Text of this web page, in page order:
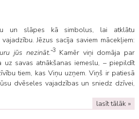
un slāpes kā simbolus, lai atklātu
Jēzus sacīja saviem mācekļiem:
jūs nezināt.”3 Kamēr viņi domāja par
uz savas atnākšanas iemeslu, – piepildīt
tiem, kas Viņu uzņem. Viņš ir patiesā
dvēseles vajadzības un sniedz dzīvei,
lasīt tālāk »